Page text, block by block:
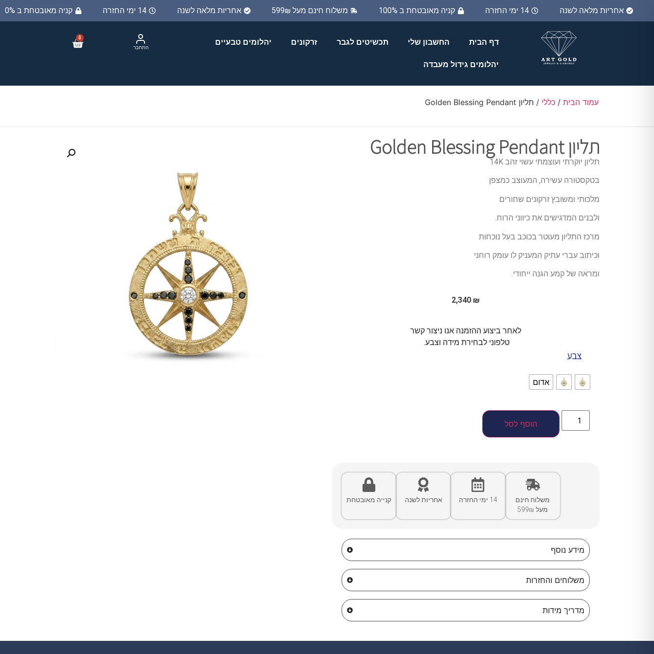
קניה מאובטחת ב 100% 14 ימי החזרה אחריות מלאה לשנה משלוח חינם מעל 599₪ קניה מאובטחת ב 100% 14 ימי החזרה אחריות מלאה לשנה
0
התחבר
דף הבית החשבון שלי תכשיטים לגבר זרקונים יהלומים טבעיים
יהלומים גידול מעבדה
עמוד הבית / כללי / תליון Golden Blessing Pendant
תליון Golden Blessing Pendant
תליון יוקרתי ועוצמתי עשוי זהב 14K
בטקסטורה עשירה, המעוצב כמצפן
מלכותי ומשובץ זרקונים שחורים
ולבנים המדגישים את כיווני הרוח.
מרכז התליון מעוטר בכוכב בעל נוכחות
וכיתוב עברי עתיק המעניק לו עומק רוחני
ומראה של קמע הגנה ייחודי.
2,340 ₪
לאחר ביצוע ההזמנה אנו ניצור קשר
טלפוני לבחירת מידה וצבע.
צבע
אדום
הוסף לסל
קנייה מאובטחת אחריות לשנה 14 ימי החזרה
משלוח חינם
מעל 599₪
מידע נוסף
משלוחים והחזרות
מדריך מידות